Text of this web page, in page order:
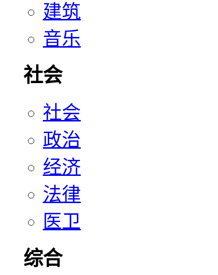
建筑
音乐
社会
社会
政治
经济
法律
医卫
综合